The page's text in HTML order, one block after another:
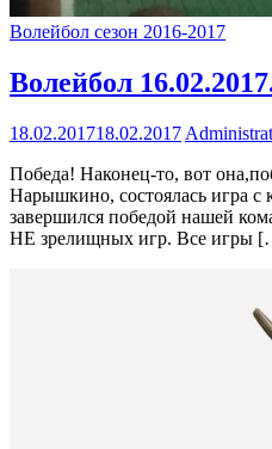
Волейбол сезон 2016-2017
Волейбол
18.02.201718.02.2017
Победа! Наконец-то, вот
Нарышкино, состоялась игра
завершился победой нашей
НЕ зрелищных игр. Все игры